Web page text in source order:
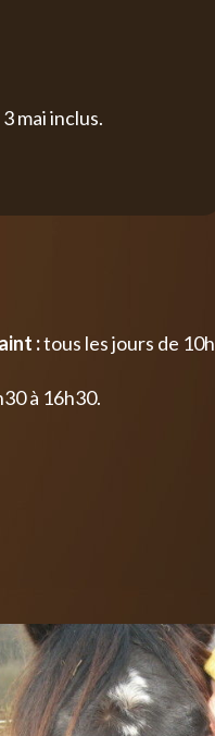
mai inclus.
:tous les jours de 10h
à 16h30.